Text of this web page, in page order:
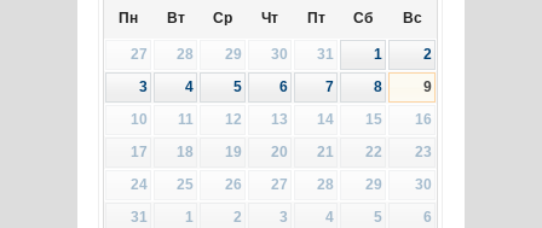
Пн Вт Ср Чт Пт Сб Вс
27 28 29 30 31 1
2
3
4 5 6 7 8
9
10
11 12 13 14 15
16
17
18 19 20 21 22
23
24
25 26 27 28 29
30
31
1 2 3 4 5 6